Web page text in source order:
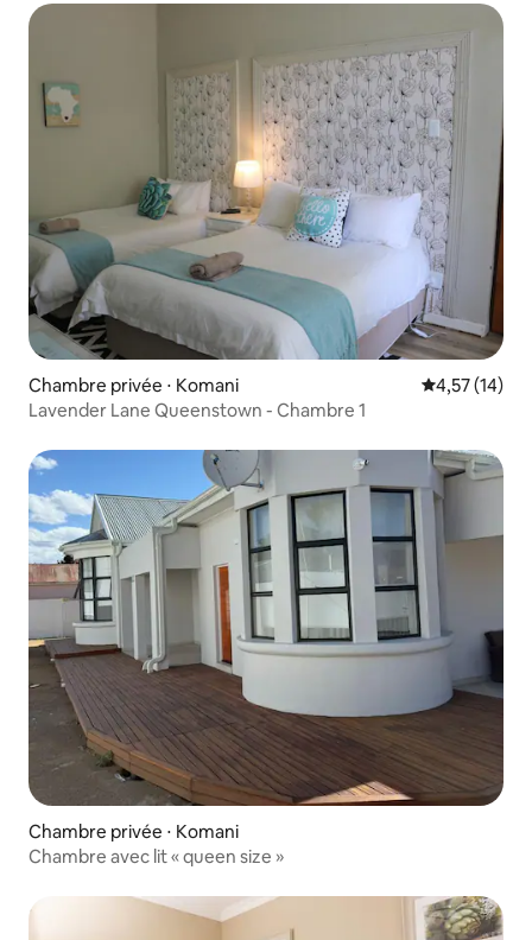
Chambre privée ⋅ Komani Évaluation
4,57 (14)
Lavender Lane Queenstown - Chambre 1
Chambre privée ⋅ Komani
Chambre avec lit « queen size »